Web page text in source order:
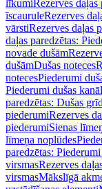
līkumiRezerves
īscauruleRezerves
vārstiRezerves daļas
daļas paredzētas:
novade dušām
dušāmDušas noteces
notecesPiederumi
Piederumi dušas
paredzētas: Dušas
piederumiRezerves
piederumiSienas
līmeņa noplūdes
paredzētas:
virsmasRezerves
virsmasMākslīgā